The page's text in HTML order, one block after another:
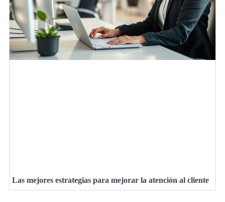
Las mejores estrategias para mejorar la atención al cliente